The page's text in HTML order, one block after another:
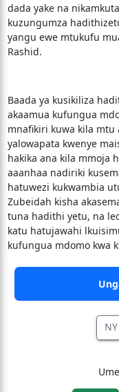
dada yake na
kuzungumza
yangu ewe mtukufu
Rashid.
Baada ya kusikiliza
akaamua kufungua
mnafikiri kuwa kila mtu
yalowapata kwenye
hakika ana kila mmoja
aaanhaa nadiriki
hatuwezi kukwambia
Zubeidah kisha
tuna hadithi yetu, na
katu hatujawahi
kufungua mdomo kwa